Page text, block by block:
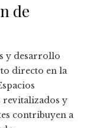
de
y desarrollo
directo en la
revitalizados y
contribuyen a